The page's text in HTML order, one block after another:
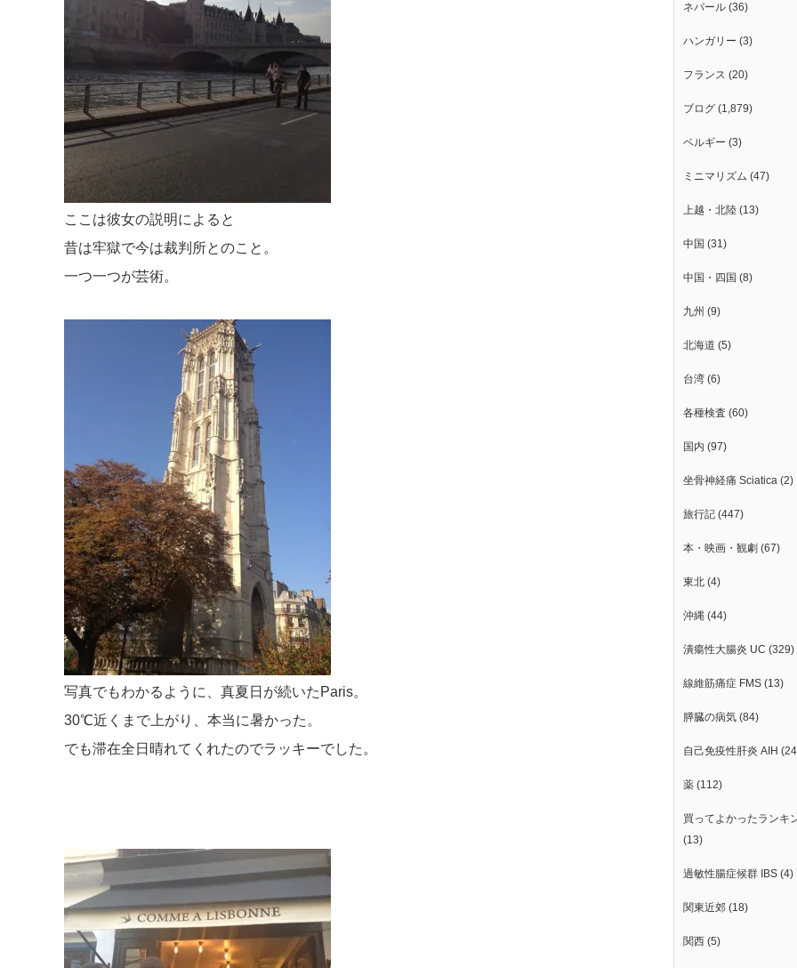
ここは彼女の説明によると
昔は牢獄で今は裁判所とのこと。
一つ一つが芸術。
写真でもわかるように、真夏日が続いたParis。
30℃近くまで上がり、本当に暑かった。
でも滞在全日晴れてくれたのでラッキーでした。
ネパール (36)
ハンガリー (3)
フランス (20)
ブログ (1,879)
ベルギー (3)
ミニマリズム (47)
上越・北陸 (13)
中国 (31)
中国・四国 (8)
九州 (9)
北海道 (5)
台湾 (6)
各種検査 (60)
国内 (97)
坐骨神経痛 Sciatica (2)
旅行記 (447)
本・映画・観劇 (67)
東北 (4)
沖縄 (44)
潰瘍性大腸炎 UC (329)
線維筋痛症 FMS (13)
膵臓の病気 (84)
自己免疫性肝炎 AIH
薬 (112)
買ってよかったランキ
(13)
過敏性腸症候群 IBS (4)
関東近郊 (18)
関西 (5)